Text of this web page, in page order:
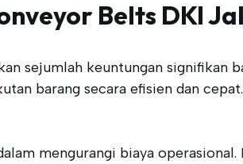
Belts DKI
sejumlah keuntungan signifikan
barang secara efisien dan
mengurangi biaya